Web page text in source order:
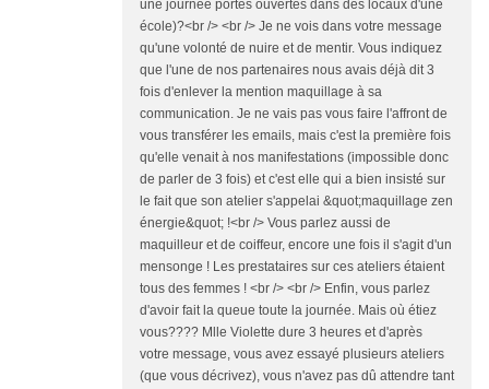
une journée portes ouvertes dans des locaux d'une
école)?<br /> <br /> Je ne vois dans votre message
qu'une volonté de nuire et de mentir. Vous indiquez
que l'une de nos partenaires nous avais déjà dit 3
fois d'enlever la mention maquillage à sa
communication. Je ne vais pas vous faire l'affront de
vous transférer les emails, mais c'est la première fois
qu'elle venait à nos manifestations (impossible donc
de parler de 3 fois) et c'est elle qui a bien insisté sur
le fait que son atelier s'appelai &quot;maquillage zen
énergie&quot; !<br /> Vous parlez aussi de
maquilleur et de coiffeur, encore une fois il s'agit d'un
mensonge ! Les prestataires sur ces ateliers étaient
tous des femmes ! <br /> <br /> Enfin, vous parlez
d'avoir fait la queue toute la journée. Mais où étiez
vous???? Mlle Violette dure 3 heures et d'après
votre message, vous avez essayé plusieurs ateliers
(que vous décrivez), vous n'avez pas dû attendre tant